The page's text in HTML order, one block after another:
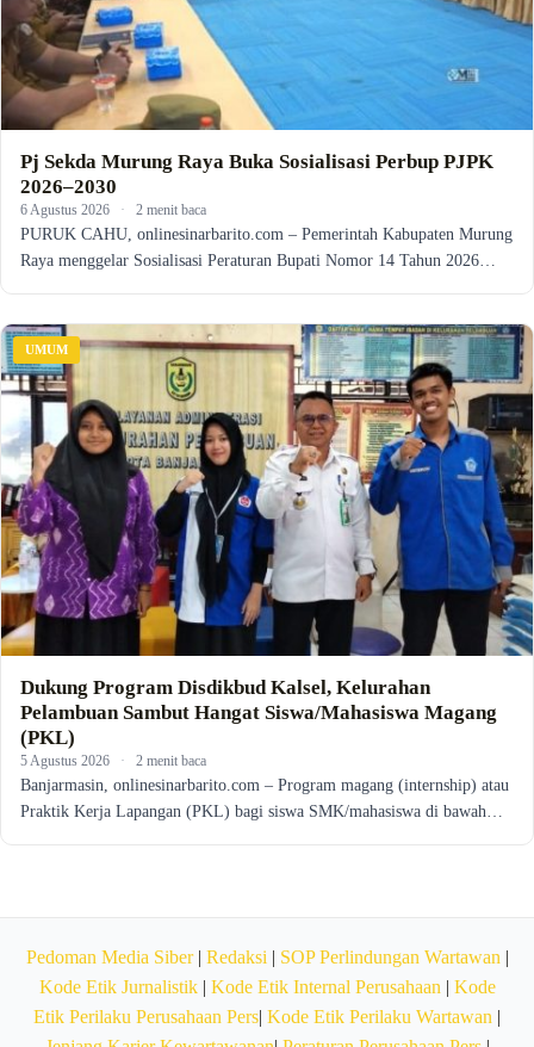
Pj Sekda Murung Raya Buka Sosialisasi Perbup PJPK
2026–2030
6 Agustus 2026 · 2 menit baca
PURUK CAHU, onlinesinarbarito.com – Pemerintah Kabupaten Murung
Raya menggelar Sosialisasi Peraturan Bupati Nomor 14 Tahun 2026…
UMUM
Dukung Program Disdikbud Kalsel, Kelurahan
Pelambuan Sambut Hangat Siswa/Mahasiswa Magang
(PKL)
5 Agustus 2026 · 2 menit baca
Banjarmasin, onlinesinarbarito.com – Program magang (internship) atau
Praktik Kerja Lapangan (PKL) bagi siswa SMK/mahasiswa di bawah…
Pedoman Media Siber| Redaksi | SOP Perlindungan Wartawan |
Kode Etik Jurnalistik| Kode Etik Internal Perusahaan | Kode
Etik Perilaku Perusahaan Pers| Kode Etik Perilaku Wartawan |